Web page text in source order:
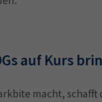
auf Kurs
macht, schafft